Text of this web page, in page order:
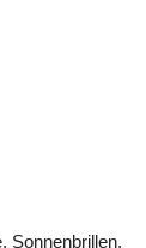
Auf Anfrage kann
werden.
Sonnenbrillen,